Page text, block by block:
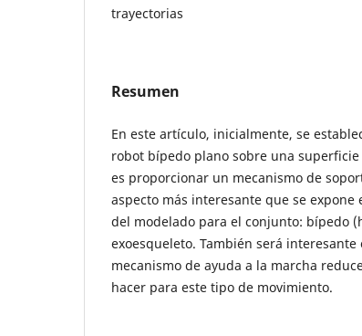
trayectorias
Resumen
En este artículo, inicialmente, se
robot bípedo plano sobre una
es proporcionar un mecanismo de
aspecto más interesante que se
del modelado para el conjunto: bípedo
exoesqueleto. También será
mecanismo de ayuda a la marcha
hacer para este tipo de movimiento.